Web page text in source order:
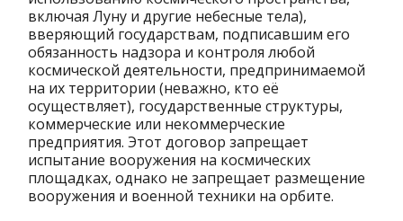
включая Луну и другие небесные тела),
вверяющий государствам, подписавшим его
обязанность надзора и контроля любой
космической деятельности, предпринимаемой
на их территории (неважно, кто её
осуществляет), государственные структуры,
коммерческие или некоммерческие
предприятия. Этот договор запрещает
испытание вооружения на космических
площадках, однако не запрещает размещение
вооружения и военной техники на орбите.